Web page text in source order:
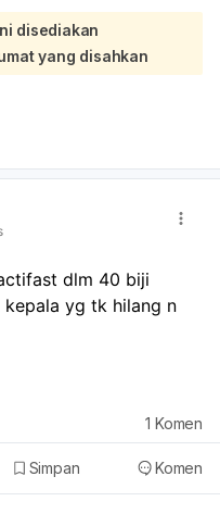
pada suhu suam, dan
suam sahaja tidak
sedikit. Jika anak masih
dia; jangan paksa
Tanda anak
Jika anak tidak minum
dan tak boleh telan, atau
jumpa doktor segera.
perlu periksa sama
rawatan lanjut.
disediakan
yang disahkan
dlm 40 biji
kepala yg tk hilang n
Simpan Komen
1 Komen